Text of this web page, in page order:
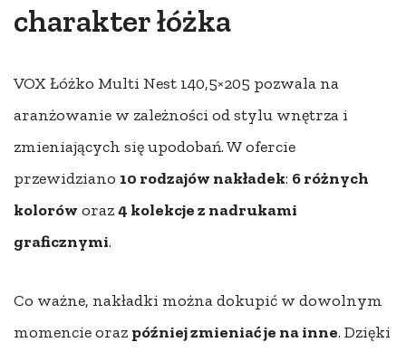
charakter łóżka
VOX Łóżko Multi Nest 140,5×205 pozwala na
aranżowanie w zależności od stylu wnętrza i
zmieniających się upodobań. W ofercie
przewidziano 10 rodzajów nakładek: 6 różnych
kolorów oraz4 kolekcje z nadrukami
graficznymi.
Co ważne, nakładki można dokupić w dowolnym
momencie oraz później zmieniać je na inne. Dzięki